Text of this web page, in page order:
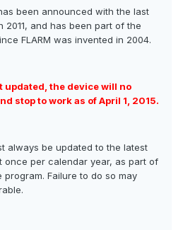
been announced with the last
2011, and has been part of the
FLARM was invented in 2004.
updated, the device will no
stop to work as of April 1, 2015.
always be updated to the latest
once per calendar year, as part of
Failure to do so may